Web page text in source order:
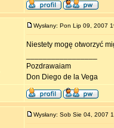
Wysłany: Pon Lip 09, 2007
Niestety mogę otworzyć
Pozdrawaiam
Don Diego de la Vega
Wysłany: Sob Sie 04, 2007